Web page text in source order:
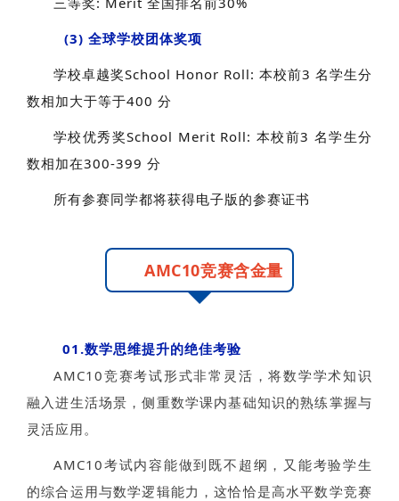
(3) 全球学校团体奖项
学校卓越奖School Honor Roll: 本校前3 名学生分
数相加大于等于400 分
学校优秀奖School Merit Roll: 本校前3 名学生分
数相加在300-399 分
所有参赛同学都将获得电子版的参赛证书
AMC10竞赛含金量
01.数学思维提升的绝佳考验
AMC10竞赛考试形式非常灵活，将数学学术知识
融入进生活场景，侧重数学课内基础知识的熟练掌握与
灵活应用。
AMC10考试内容能做到既不超纲，又能考验学生
的综合运用与数学逻辑能力，这恰恰是高水平数学竞赛